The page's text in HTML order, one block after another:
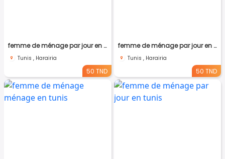
femme de ménage par jour en tunis
Tunis , Harairia
50 TND
femme de ménage par jour en tunisie
Tunis , Harairia
50 TND